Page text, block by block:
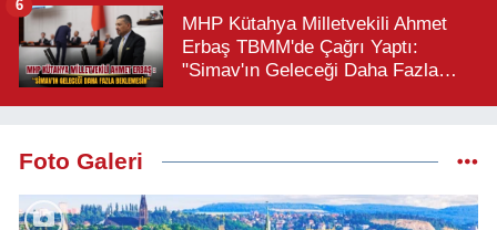
MHP Kütahya Milletvekili Ahmet
Erbaş TBMM'de Çağrı Yaptı:
"Simav'ın Geleceği Daha Fazla
6
Foto Galeri